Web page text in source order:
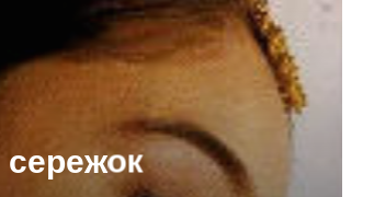
сережок